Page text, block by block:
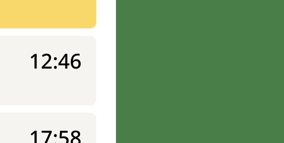
12:46
17:58